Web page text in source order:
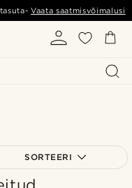
Vaata saatmisvõimalusi
SORTEERI